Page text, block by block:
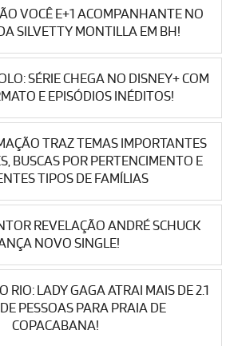
VOCÊ E+1 ACOMPANHANTE NO
SILVETTY MONTILLA EM BH!
SÉRIE CHEGA NO DISNEY+ COM
E EPISÓDIOS INÉDITOS!
TRAZ TEMAS IMPORTANTES
BUSCAS POR PERTENCIMENTO E
TIPOS DE FAMÍLIAS
REVELAÇÃO ANDRÉ SCHUCK
NOVO SINGLE!
RIO: LADY GAGA ATRAI MAIS DE 2.1
PESSOAS PARA PRAIA DE
COPACABANA!